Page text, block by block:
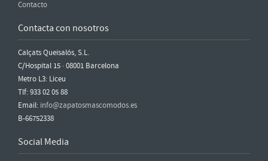
Contacto
Contacta con nosotros
Calçats Queisalós, S.L.
C/Hospital 15 · 08001 Barcelona
Metro L3: Liceu
Tlf: 933 02 05 88
Email: info@zapatosmascomodos.es
B-66752338
Social Media